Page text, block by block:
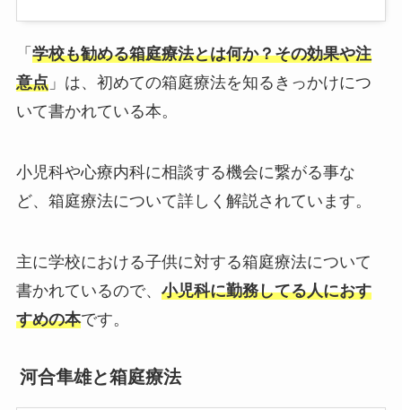
「 学校も勧める箱庭療法とは何か？その効果や注
意点」は、初めての箱庭療法を知るきっかけにつ
いて書かれている本。
小児科や心療内科に相談する機会に繋がる事な
ど、箱庭療法について詳しく解説されています。
主に学校における子供に対する箱庭療法について
書かれているので、 小児科に勤務してる人におす
すめの本です。
河合隼雄と箱庭療法